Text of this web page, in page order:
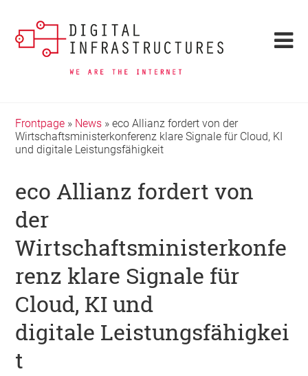
Frontpage » News »eco Allianz fordert von der
Wirtschaftsministerkonferenz klare Signale für Cloud, KI
und digitale Leistungsfähigkeit
eco Allianz fordert von
der
Wirtschaftsministerkonfe
renz klare Signale für
Cloud, KI und
digitale Leistungsfähigkei
t